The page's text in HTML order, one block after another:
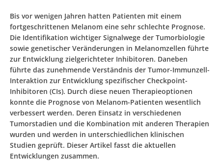
Bis vor wenigen Jahren hatten Patienten mit einem
fortgeschrittenen Melanom eine sehr schlechte Prognose.
Die Identifikation wichtiger Signalwege der Tumorbiologie
sowie genetischer Veränderungen in Melanomzellen führte
zur Entwicklung zielgerichteter Inhibitoren. Daneben
führte das zunehmende Verständnis der Tumor-Immunzell-
Interaktion zur Entwicklung spezifischer Checkpoint-
Inhibitoren (CIs). Durch diese neuen Therapieoptionen
konnte die Prognose von Melanom-Patienten wesentlich
verbessert werden. Deren Einsatz in verschiedenen
Tumorstadien und die Kombination mit anderen Therapien
wurden und werden in unterschiedlichen klinischen
Studien geprüft. Dieser Artikel fasst die aktuellen
Entwicklungen zusammen.